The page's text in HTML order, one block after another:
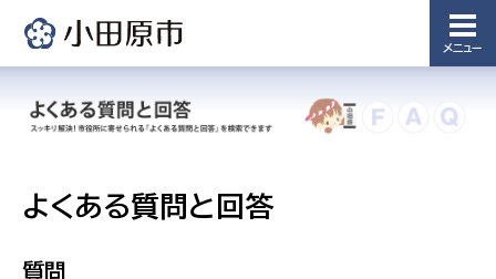
メニュー
よくある質問と回答
質問